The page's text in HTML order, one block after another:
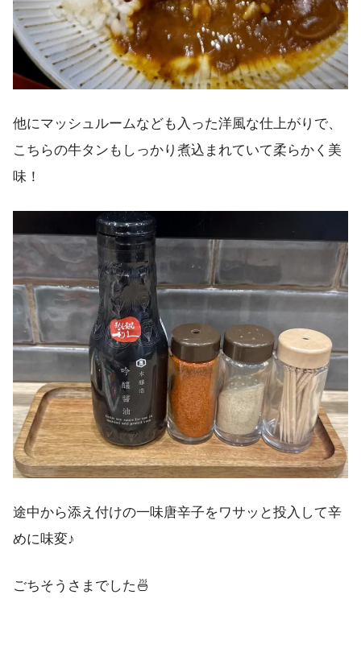
他にマッシュルームなども入った洋風な仕上がりで、
こちらの牛タンもしっかり煮込まれていて柔らかく美
味！
途中から添え付けの一味唐辛子をワサッと投入して辛
めに味変♪
ごちそうさまでした🍜